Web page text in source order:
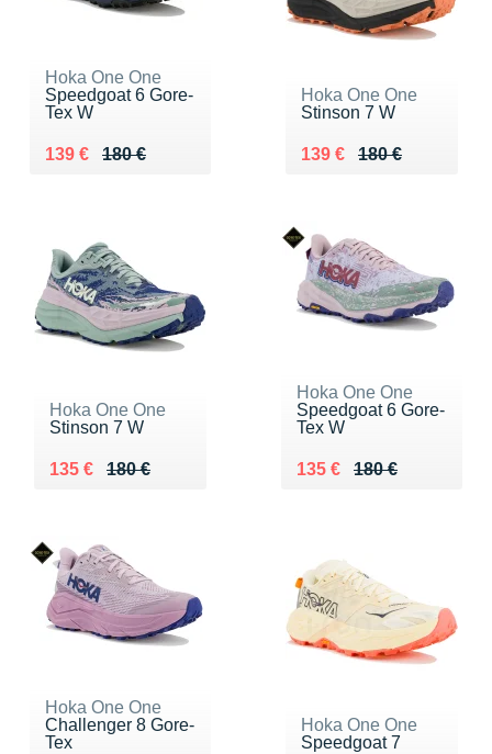
Hoka One One
Speedgoat 6 Gore-
Tex W
180 €
Au lieu de 180 €
139 €
Vendu 139 €
Hoka One One
Stinson 7 W
180 €
Au lieu de 180 €
139 €
Vendu 139 €
Hoka One One
Stinson 7 W
180 €
Au lieu de 180 €
135 €
Vendu 135 €
Hoka One One
Speedgoat 6 Gore-
Tex W
180 €
Au lieu de 180 €
135 €
Vendu 135 €
Hoka One One
Challenger 8 Gore-
Tex
Hoka One One
Speedgoat 7